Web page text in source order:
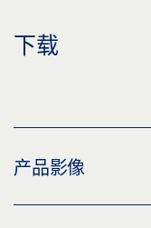
下载
产品影像